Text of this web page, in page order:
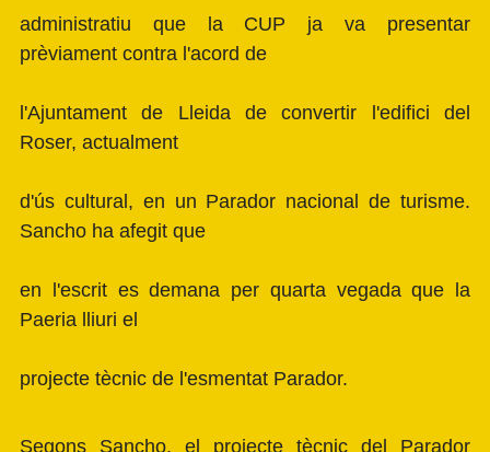
administratiu que la CUP ja va presentar
prèviament contra l'acord de
l'Ajuntament de Lleida de convertir l'edifici del
Roser, actualment
d'ús cultural, en un Parador nacional de turisme.
Sancho ha afegit que
en l'escrit es demana per quarta vegada que la
Paeria lliuri el
projecte tècnic de l'esmentat Parador.
Segons Sancho, el projecte tècnic del Parador